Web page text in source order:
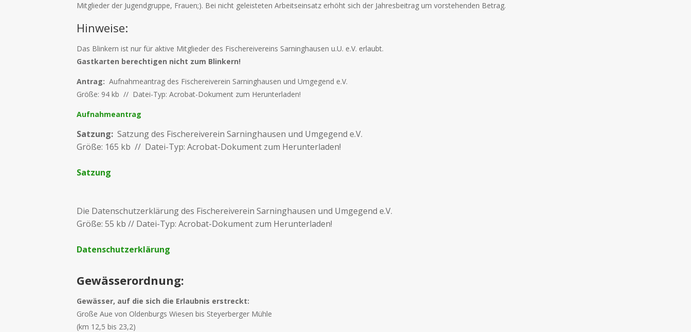
Mitglieder der Jugendgruppe, Frauen;). Bei nicht geleisteten Arbeitseinsatz erhöht sich der Jahresbeitrag um vorstehenden Betrag.
Hinweise:
Das Blinkern ist nur für aktive Mitglieder des Fischereivereins Sarninghausen u.U. e.V. erlaubt.
Gastkarten berechtigen nicht zum Blinkern!
Antrag: Aufnahmeantrag des Fischereiverein Sarninghausen und Umgegend e.V.
Größe: 94 kb // Datei-Typ: Acrobat-Dokument zum Herunterladen!
Aufnahmeantrag
Satzung:Satzung des Fischereiverein Sarninghausen und Umgegend e.V.
Größe: 165 kb // Datei-Typ: Acrobat-Dokument zum Herunterladen!
Satzung
Die Datenschutzerklärung des Fischereiverein Sarninghausen und Umgegend e.V.
Größe: 55 kb // Datei-Typ: Acrobat-Dokument zum Herunterladen!
Datenschutzerklärung
Gewässerordnung:
Gewässer, auf die sich die Erlaubnis erstreckt:
Große Aue von Oldenburgs Wiesen bis Steyerberger Mühle
(km 12,5 bis 23,2)